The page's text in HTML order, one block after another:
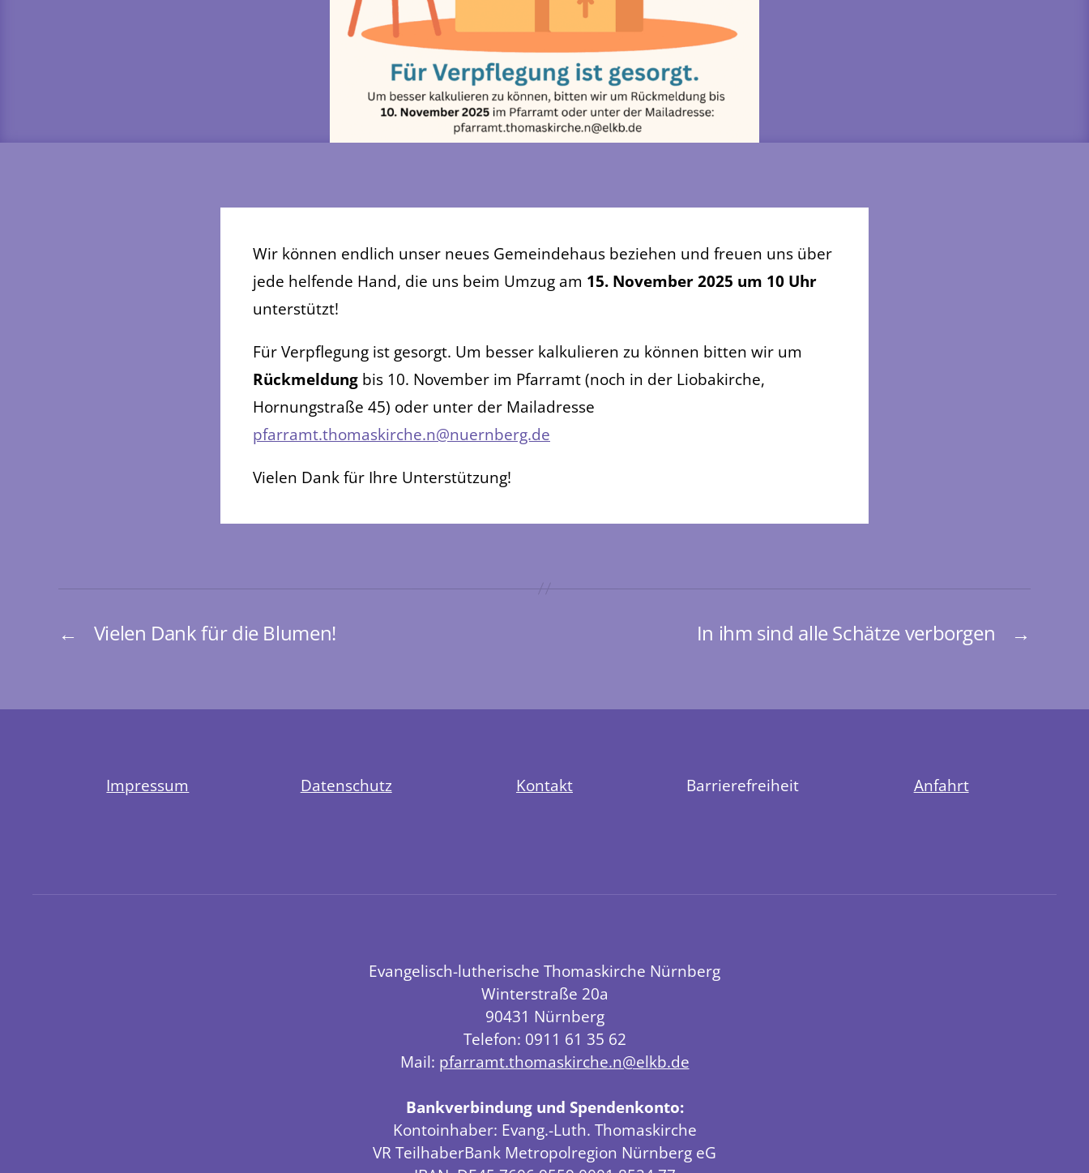
Wir können endlich unser neues Gemeindehaus beziehen und freuen uns über
jede helfende Hand, die uns beim Umzug am 15. November 2025 um 10 Uhr
unterstützt!
Für Verpflegung ist gesorgt. Um besser kalkulieren zu können bitten wir um
Rückmeldung bis 10. November im Pfarramt (noch in der Liobakirche,
Hornungstraße 45) oder unter der Mailadresse
pfarramt.thomaskirche.n@nuernberg.de
Vielen Dank für Ihre Unterstützung!
← Vielen Dank für die Blumen! →
In ihm sind alle Schätze verborgen
Impressum Datenschutz Kontakt Barrierefreiheit Anfahrt
Evangelisch-lutherische Thomaskirche Nürnberg
Winterstraße 20a
90431 Nürnberg
Telefon: 0911 61 35 62
Mail: pfarramt.thomaskirche.n@elkb.de
Bankverbindung und Spendenkonto:
Kontoinhaber: Evang.-Luth. Thomaskirche
VR TeilhaberBank Metropolregion Nürnberg eG